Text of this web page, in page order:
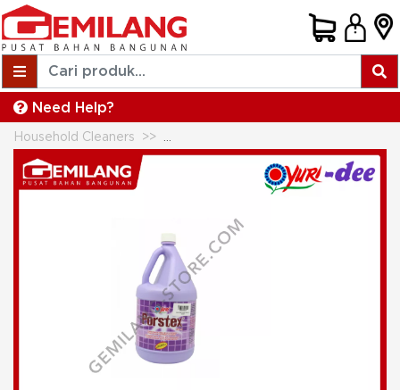
Need Help?
Household Cleaners